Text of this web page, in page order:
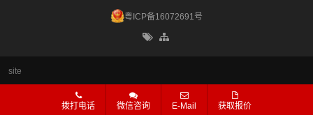
拨打电话 微信咨询 E-Mail 获取报价
粤ICP备16072691号
site